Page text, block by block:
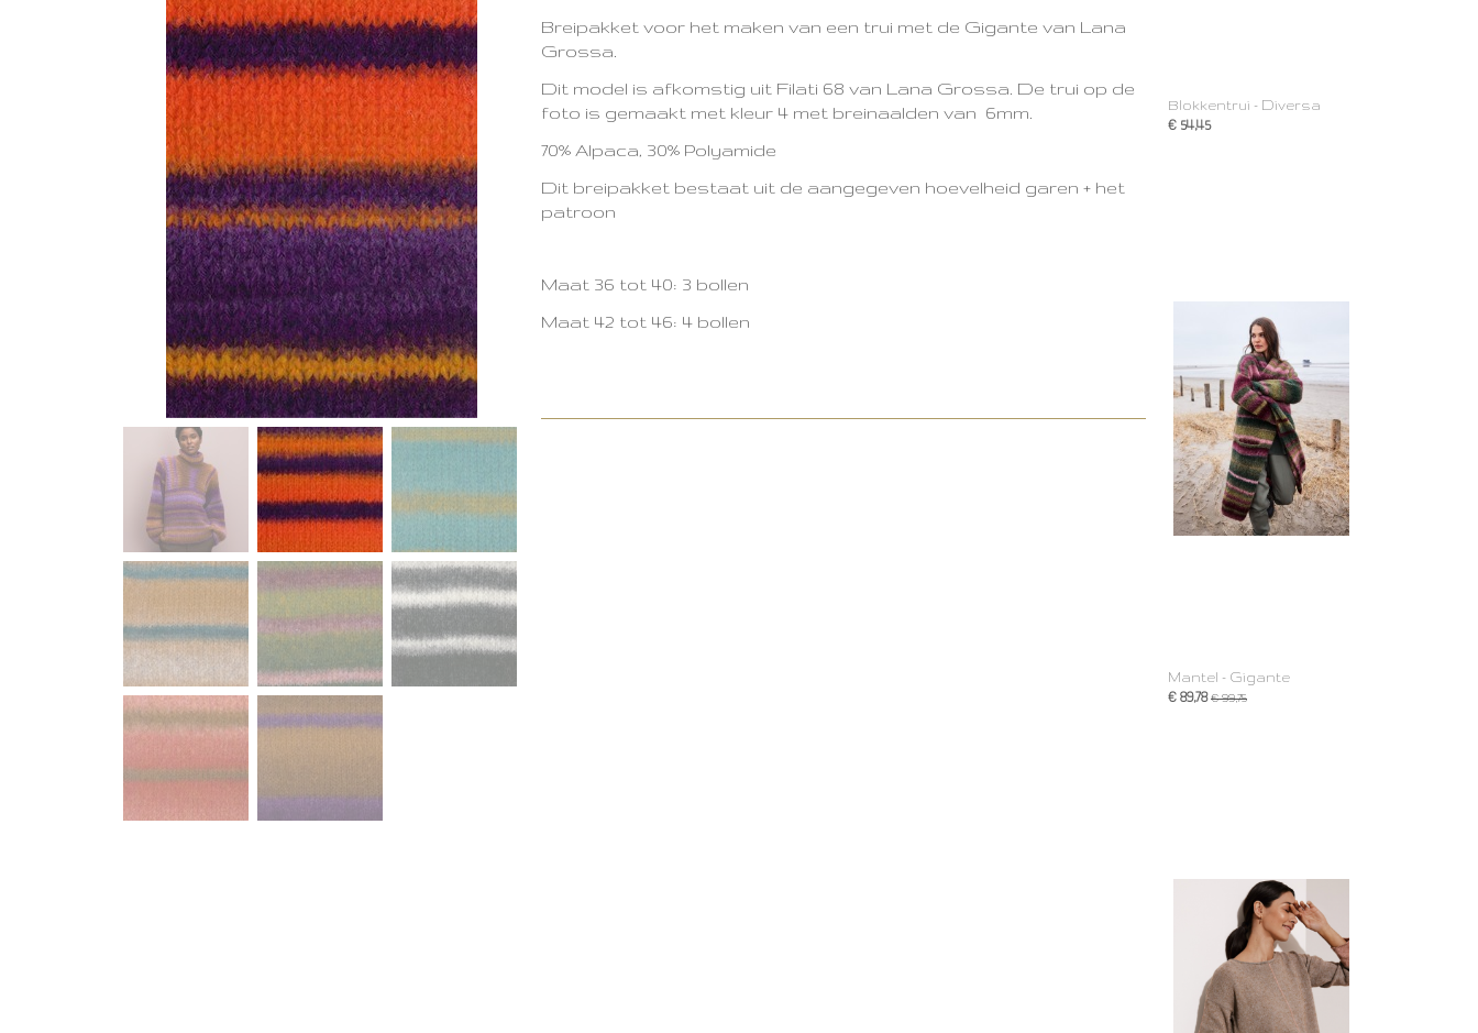
Breipakket voor het maken van een trui met de Gigante van Lana
Grossa.
Dit model is afkomstig uit Filati 68 van Lana Grossa. De trui op de
foto is gemaakt met kleur 4 met breinaalden van 6mm.
70% Alpaca, 30% Polyamide
Dit breipakket bestaat uit de aangegeven hoevelheid garen + het
patroon
Maat 36 tot 40: 3 bollen
Maat 42 tot 46: 4 bollen
Blokkentrui - Diversa
€ 54,45
Mantel - Gigante
€ 89,78 € 99,75